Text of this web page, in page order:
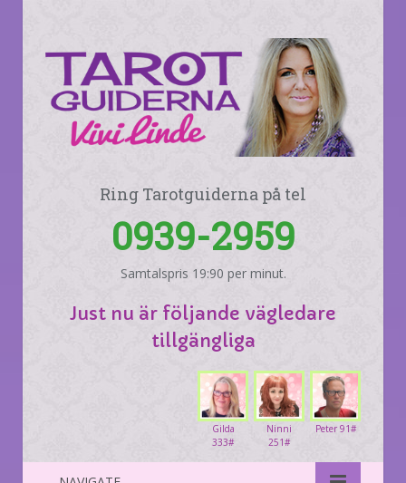
Ring Tarotguiderna på tel
0939-2959
Samtalspris 19:90 per minut.
Just nu är följande vägledare
tillgängliga
Peter 91#
Ninni
251#
Gilda
333#